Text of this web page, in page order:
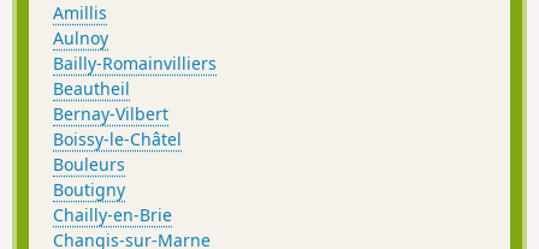
Amillis
Aulnoy
Bailly-Romainvilliers
Beautheil
Bernay-Vilbert
Boissy-le-Châtel
Bouleurs
Boutigny
Chailly-en-Brie
Changis-sur-Marne